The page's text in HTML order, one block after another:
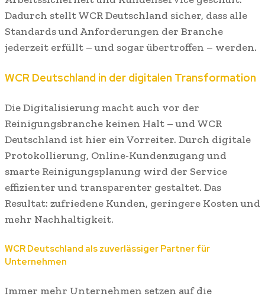
Dadurch stellt WCR Deutschland sicher, dass alle
Standards und Anforderungen der Branche
jederzeit erfüllt – und sogar übertroffen – werden.
WCR Deutschland in der digitalen Transformation
Die Digitalisierung macht auch vor der
Reinigungsbranche keinen Halt – und WCR
Deutschland ist hier ein Vorreiter. Durch digitale
Protokollierung, Online-Kundenzugang und
smarte Reinigungsplanung wird der Service
effizienter und transparenter gestaltet. Das
Resultat: zufriedene Kunden, geringere Kosten und
mehr Nachhaltigkeit.
WCR Deutschland als zuverlässiger Partner für
Unternehmen
Immer mehr Unternehmen setzen auf die